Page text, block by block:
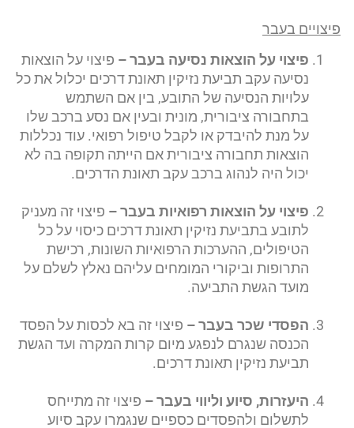
פיצויים בעבר
פיצוי על הוצאות נסיעה בעבר – פיצוי על הוצאות
נסיעה עקב תביעת נזיקין תאונת דרכים יכלול את כל
עלויות הנסיעה של התובע, בין אם השתמש
בתחבורה ציבורית, מונית ובעין אם נסע ברכב שלו
על מנת להיבדק או לקבל טיפול רפואי. עוד נכללות
הוצאות תחבורה ציבורית אם הייתה תקופה בה לא
יכול היה לנהוג ברכב עקב תאונת הדרכים.
פיצוי על הוצאות רפואיות בעבר – פיצוי זה מעניק
לתובע בתביעת נזיקין תאונת דרכים כיסוי על כל
הטיפולים, ההערכות הרפואיות השונות, רכישת
התרופות וביקורי המומחים עליהם נאלץ לשלם על
מועד הגשת התביעה.
הפסדי שכר בעבר – פיצוי זה בא לכסות על הפסד
הכנסה שנגרם לנפגע מיום קרות המקרה ועד הגשת
תביעת נזיקין תאונת דרכים.
היעזרות, סיוע וליווי בעבר – פיצוי זה מתייחס
לתשלום ולהפסדים כספיים שנגמרו עקב סיוע